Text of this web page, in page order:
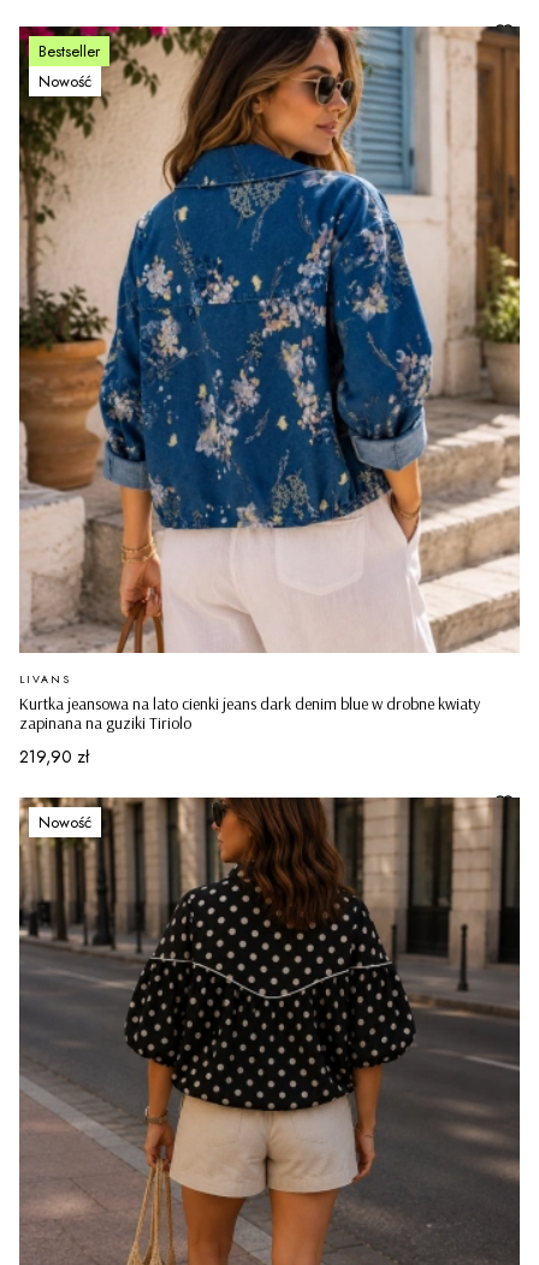
Bestseller
Nowość
Kurtka jeansowa na lato cienki jeans dark denim blue w drobne kwiaty
zapinana na guziki Tiriolo
PRODUCENT
LIVANS
Cena
219,90 zł
Nowość